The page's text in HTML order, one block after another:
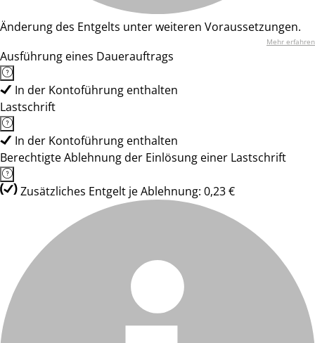
Änderung des Entgelts unter weiteren Voraussetzungen.
Mehr erfahren
Ausführung eines Dauerauftrags
In der Kontoführung enthalten
Lastschrift
In der Kontoführung enthalten
Berechtigte Ablehnung der Einlösung einer Lastschrift
Zusätzliches Entgelt je Ablehnung: 0,23 €